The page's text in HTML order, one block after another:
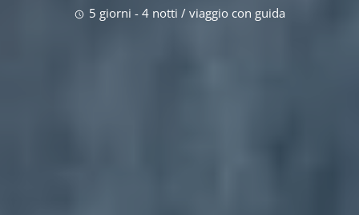
5 giorni - 4 notti / viaggio con guida